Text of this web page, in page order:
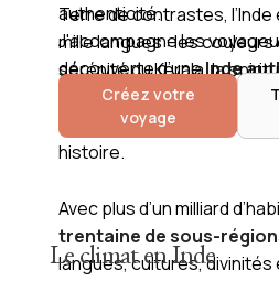
authenticité.
J'accompagne les
découverte d’uneInde
et infiniment vivante.
Terre de contrastes,
mille langues : les couleurs
sérénité du Kerala, la
modernité trépidante de
région est un monde,
histoire.
Avec plus d’un milliard
trentaine de sous-
langues, cultures, divinités
Créez votre
voyage
Le climat en Inde